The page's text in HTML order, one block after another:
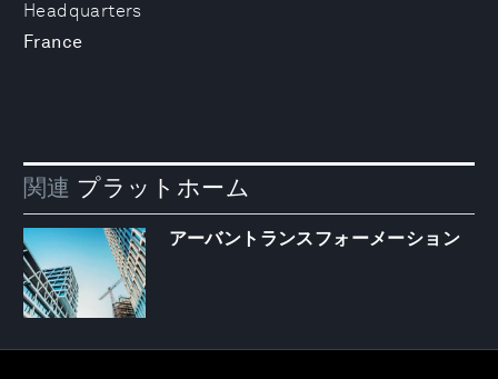
Headquarters
France
関連 プラットホーム
アーバントランスフォーメーション